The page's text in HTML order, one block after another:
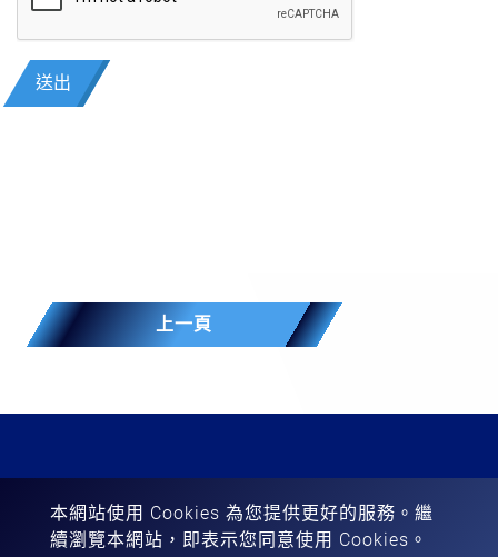
送出
上一頁
本網站使用 Cookies 為您提供更好的服務。繼
續瀏覽本網站，即表示您同意使用 Cookies。
248019 新北市五股區五工三路101號
tooling@easton.com.tw
+886-2-2299-4911